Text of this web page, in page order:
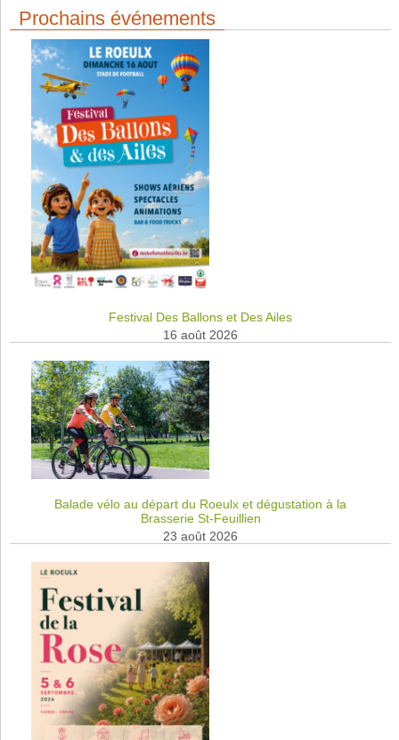
Prochains événements
Festival Des Ballons et Des Ailes
16 août 2026
Balade vélo au départ du Roeulx et dégustation à la
Brasserie St-Feuillien
23 août 2026